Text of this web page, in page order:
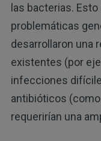
las bacterias.
problemáticas
desarrollaron una
existentes (por
infecciones
antibióticos
requerirían una